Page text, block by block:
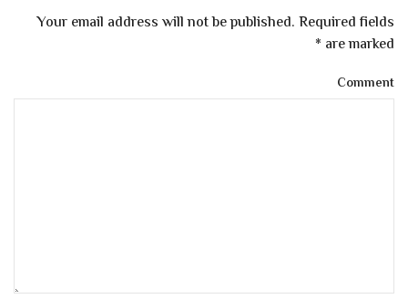
Your email address will not be published. Required fields
are marked
*
Comment